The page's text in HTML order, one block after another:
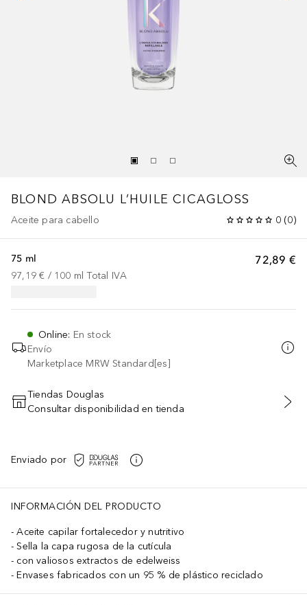
BLOND ABSOLU L’HUILE CICAGLOSS
Aceite para cabello 0 (0)
72,89 €
75 ml
97,19 € / 100 ml Total IVA
Online: En stock
Envío
Marketplace MRW Standard[es]
AÑADIR AL CARRITO
Tiendas Douglas
Consultar disponibilidad en tienda
Enviado por
INFORMACIÓN DEL PRODUCTO
Aceite capilar fortalecedor y nutritivo
Sella la capa rugosa de la cutícula
con valiosos extractos de edelweiss
Envases fabricados con un 95 % de plástico reciclado